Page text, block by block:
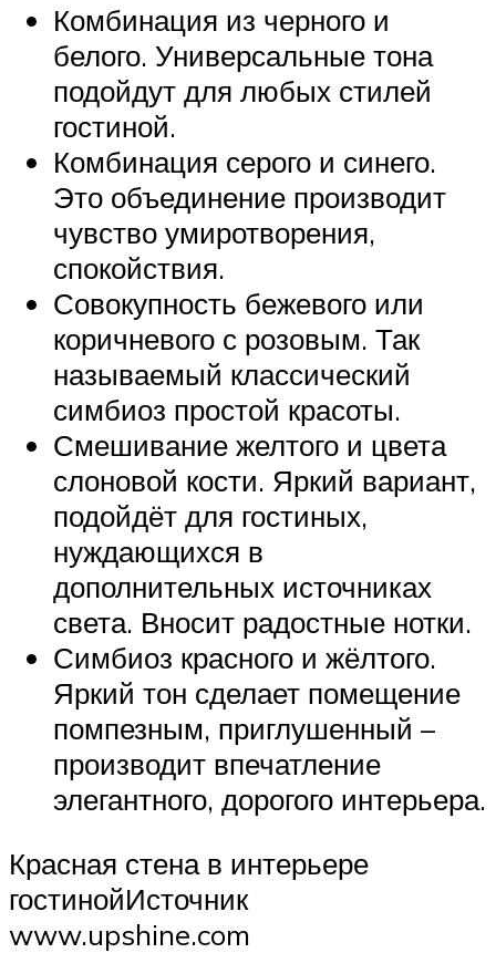
Комбинация из черного и
белого. Универсальные тона
подойдут для любых стилей
гостиной.
Комбинация серого и синего.
Это объединение производит
чувство умиротворения,
спокойствия.
Совокупность бежевого или
коричневого с розовым. Так
называемый классический
симбиоз простой красоты.
Смешивание желтого и цвета
слоновой кости. Яркий вариант,
подойдёт для гостиных,
нуждающихся в
дополнительных источниках
света. Вносит радостные нотки.
Симбиоз красного и жёлтого.
Яркий тон сделает помещение
помпезным, приглушенный –
производит впечатление
элегантного, дорогого интерьера.
Красная стена в интерьере
гостинойИсточник
www.upshine.com